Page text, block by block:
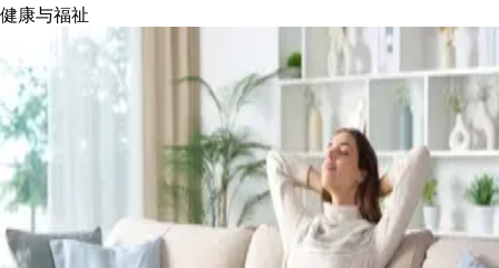
健康与福祉